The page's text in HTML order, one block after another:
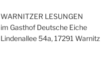
WARNITZER LESUNGEN
im Gasthof Deutsche Eiche
Lindenallee 54a, 17291 Warnitz